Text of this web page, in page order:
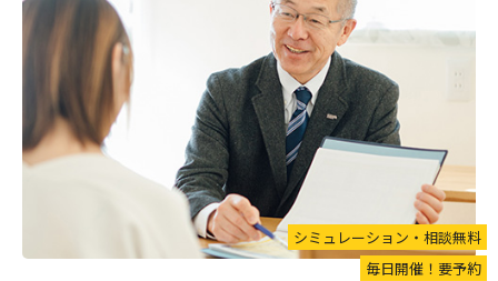
シミュレーション・相談無料
毎日開催！要予約